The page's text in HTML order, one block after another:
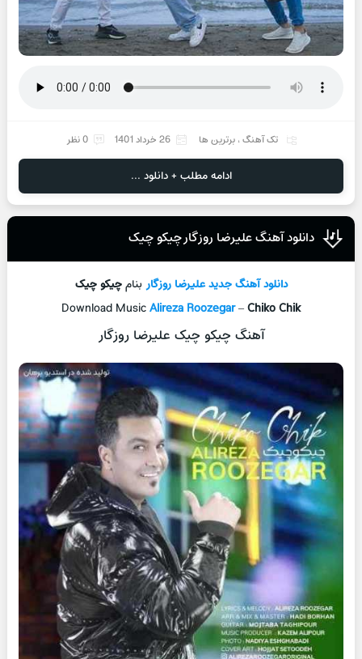
تک آهنگ، برترین ها 26 خرداد 1401 0 نظر
ادامه مطلب + دانلود ...
دانلود آهنگ علیرضا روزگار چیکو چیک
دانلود آهنگ جدیدعلیرضا روزگاربنامچیکو چیک
Download MusicAlireza Roozegar–Chiko Chik
آهنگ چیکو چیک علیرضا روزگار